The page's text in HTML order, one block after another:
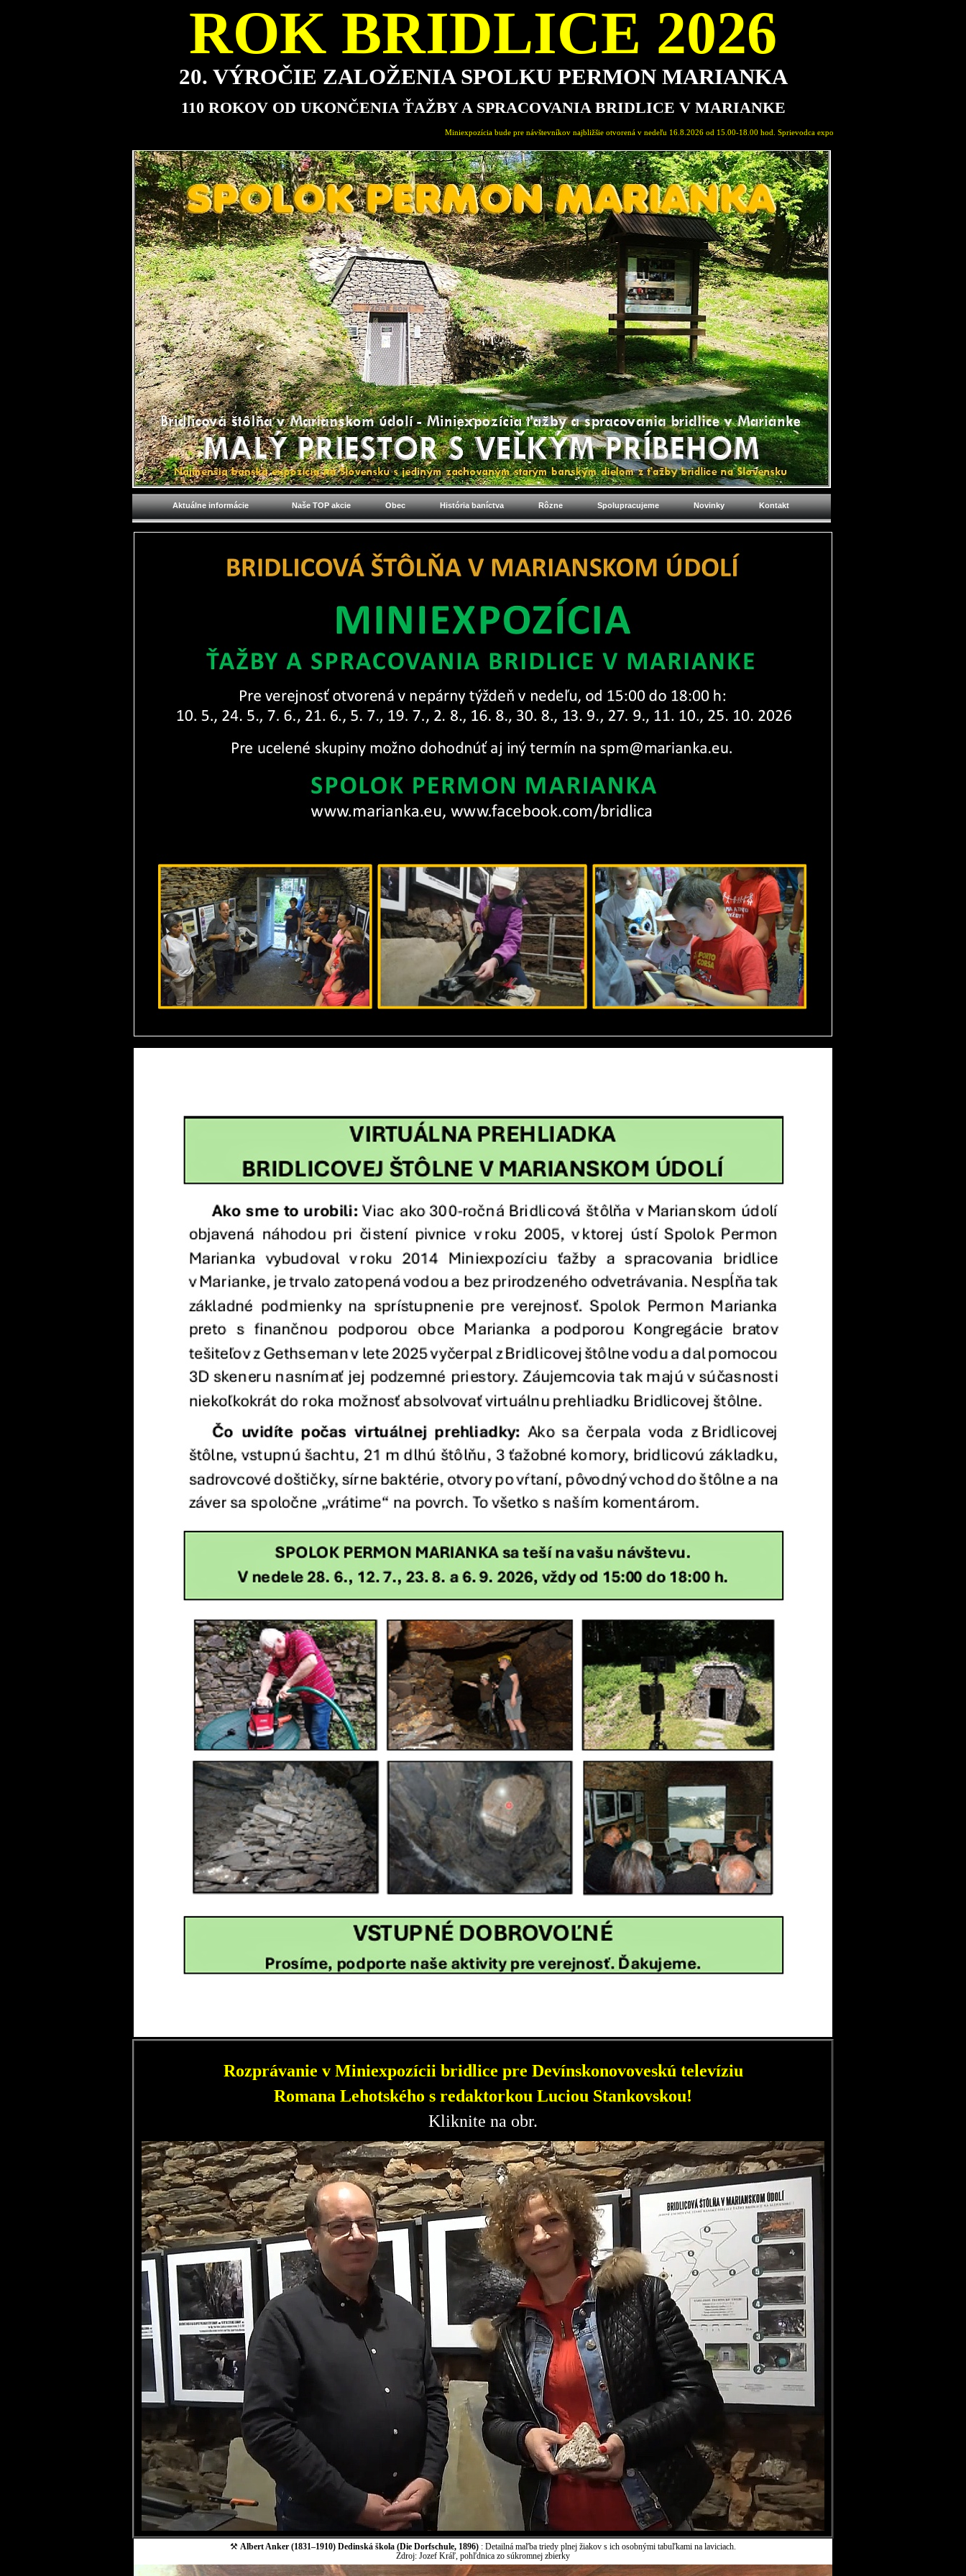
ROK BRIDLICE 2026
20. VÝROČIE ZALOŽENIA SPOLKU PERMON MARIANKA
110 ROKOV OD UKONČENIA ŤAŽBY A SPRACOVANIA BRIDLICE V MARIANKE
Miniexpozícia bude pre návštevníkov najbližšie otvorená v nedeľu 16.8.2026 od 15.00-18.00 hod. Sprievodca expozíciou: Marián Pavlovič, člen Spolku Permon Marianka. Vstupné
Aktuálne informácie Naše TOP akcie Obec História baníctva Rôzne Spolupracujeme Novinky Kontakt
Rozprávanie v Miniexpozícii bridlice pre Devínskonovoveskú televíziu
Romana Lehotského s redaktorkou Luciou Stankovskou!
Kliknite na obr.
⚒ Albert Anker (1831–1910) Dedinská škola (Die Dorfschule, 1896) : Detailná maľba triedy plnej žiakov s ich osobnými tabuľkami na laviciach.
Zdroj: Jozef Kráľ, pohľdnica zo súkromnej zbierky